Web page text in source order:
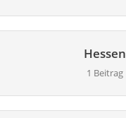
Hessen
1 Beitrag